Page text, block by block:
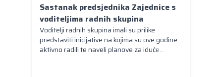
Sastanak predsjednika Zajednice s
voditeljima radnih skupina
Voditelji radnih skupina imali su prilike
predstaviti inicijative na kojima su ove godine
aktivno radili te naveli planove za iduće